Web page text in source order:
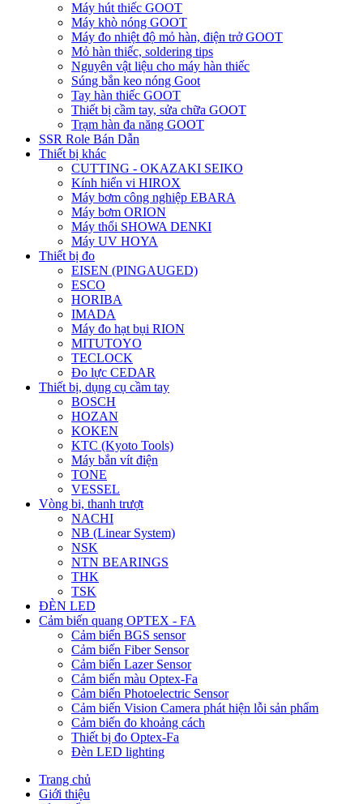
Máy hút thiếc GOOT
Máy khò nóng GOOT
Máy đo nhiệt độ mỏ hàn, điện trở GOOT
Mỏ hàn thiếc, soldering tips
Nguyên vật liệu cho máy hàn thiếc
Súng bắn keo nóng Goot
Tay hàn thiếc GOOT
Thiết bị cầm tay, sửa chữa GOOT
Trạm hàn đa năng GOOT
SSR Role Bán Dẫn
Thiết bị khác
CUTTING - OKAZAKI SEIKO
Kính hiển vi HIROX
Máy bơm công nghiệp EBARA
Máy bơm ORION
Máy thổi SHOWA DENKI
Máy UV HOYA
Thiết bị đo
EISEN (PINGAUGED)
ESCO
HORIBA
IMADA
Máy đo hạt bụi RION
MITUTOYO
TECLOCK
Đo lực CEDAR
Thiết bị, dụng cụ cầm tay
BOSCH
HOZAN
KOKEN
KTC (Kyoto Tools)
Máy bắn vít điện
TONE
VESSEL
Vòng bi, thanh trượt
NACHI
NB (Linear System)
NSK
NTN BEARINGS
THK
TSK
ĐÈN LED
Cảm biến quang OPTEX - FA
Cảm biến BGS sensor
Cảm biến Fiber Sensor
Cảm biến Lazer Sensor
Cảm biến màu Optex-Fa
Cảm biến Photoelectric Sensor
Cảm biến Vision Camera phát hiện lỗi sản phẩm
Cảm biến đo khoảng cách
Thiết bị đo Optex-Fa
Đèn LED lighting
Trang chủ
Giới thiệu